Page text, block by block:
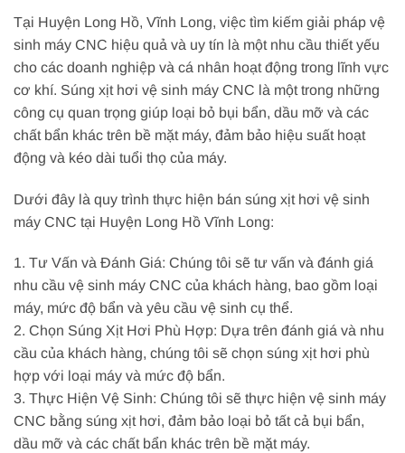
Tại Huyện Long Hồ, Vĩnh Long, việc tìm kiếm giải pháp vệ
sinh máy CNC hiệu quả và uy tín là một nhu cầu thiết yếu
cho các doanh nghiệp và cá nhân hoạt động trong lĩnh vực
cơ khí. Súng xịt hơi vệ sinh máy CNC là một trong những
công cụ quan trọng giúp loại bỏ bụi bẩn, dầu mỡ và các
chất bẩn khác trên bề mặt máy, đảm bảo hiệu suất hoạt
động và kéo dài tuổi thọ của máy.
Dưới đây là quy trình thực hiện bán súng xịt hơi vệ sinh
máy CNC tại Huyện Long Hồ Vĩnh Long:
1. Tư Vấn và Đánh Giá: Chúng tôi sẽ tư vấn và đánh giá
nhu cầu vệ sinh máy CNC của khách hàng, bao gồm loại
máy, mức độ bẩn và yêu cầu vệ sinh cụ thể.
2. Chọn Súng Xịt Hơi Phù Hợp: Dựa trên đánh giá và nhu
cầu của khách hàng, chúng tôi sẽ chọn súng xịt hơi phù
hợp với loại máy và mức độ bẩn.
3. Thực Hiện Vệ Sinh: Chúng tôi sẽ thực hiện vệ sinh máy
CNC bằng súng xịt hơi, đảm bảo loại bỏ tất cả bụi bẩn,
dầu mỡ và các chất bẩn khác trên bề mặt máy.